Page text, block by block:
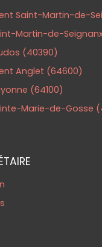
Saint-Martin-de-
Martin-de-
(40390)
Anglet (64600)
(64100)
Marie-de-Gosse